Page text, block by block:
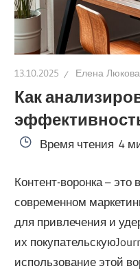
13.10.2025 Елена Люкова
Как
Время чтения 4
Контент-воронка –
современном
для привлечения и
их
использование этой